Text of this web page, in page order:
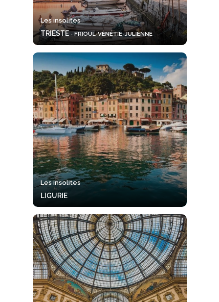
Les insolites
TRIESTE- FRIOUL-VÉNÉTIE-JULIENNE
Les insolites
LIGURIE